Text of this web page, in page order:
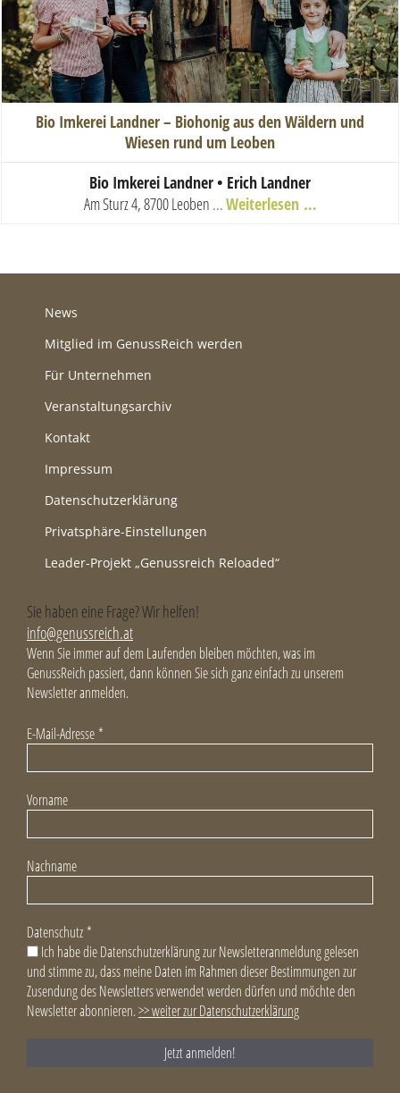
Bio Imkerei Landner – Biohonig aus den Wäldern und
Wiesen rund um Leoben
Bio Imkerei Landner • Erich Landner
Am Sturz 4, 8700 Leoben ...Weiterlesen …
News
Mitglied im GenussReich werden
Für Unternehmen
Veranstaltungsarchiv
Kontakt
Impressum
Datenschutzerklärung
Privatsphäre-Einstellungen
Leader-Projekt „Genussreich Reloaded“
Sie haben eine Frage? Wir helfen!
info@genussreich.at
Wenn Sie immer auf dem Laufenden bleiben möchten, was im
GenussReich passiert, dann können Sie sich ganz einfach zu unserem
Newsletter anmelden.
E-Mail-Adresse *
Vorname
Nachname
Datenschutz *
Ich habe die Datenschutzerklärung zur Newsletteranmeldung gelesen
und stimme zu, dass meine Daten im Rahmen dieser Bestimmungen zur
Zusendung des Newsletters verwendet werden dürfen und möchte den
Newsletter abonnieren.>> weiter zur Datenschutzerklärung